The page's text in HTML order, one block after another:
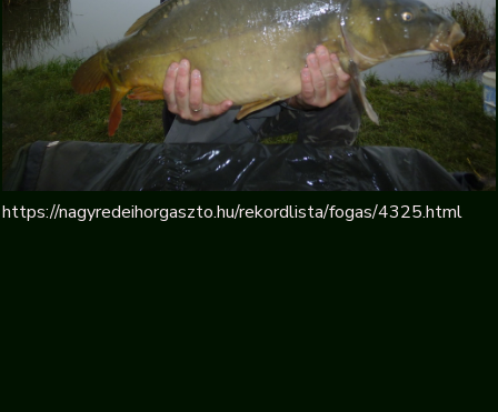
https://nagyredeihorgaszto.hu/rekordlista/fogas/4325.html